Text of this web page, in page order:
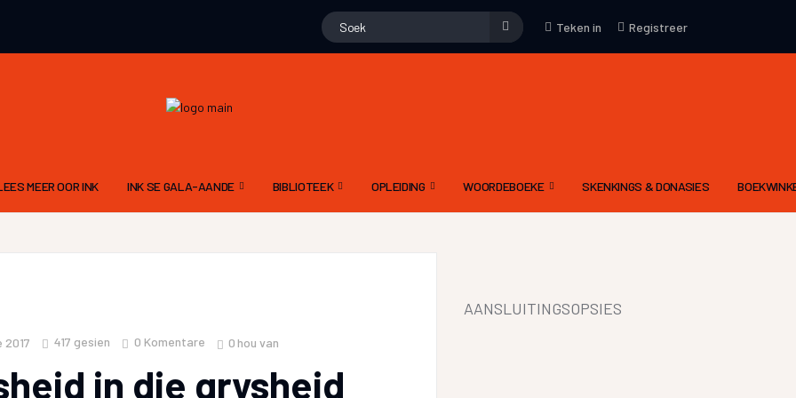
Teken in Registreer
MEER OOR INK INK SE GALA-AANDE
21 NOVEMBER 2020 – 5DE GALA AAND
BIBLIOTEEK
GERT ROSSOUW SE BRIEWE AAN CELESTE
OPLEIDING WOORDEBOEKE SKENKINGS & DONASIES
2017 417 gesien 0 Komentare 0 hou van
in die grysheid
AANSLUITINGSOPSIES